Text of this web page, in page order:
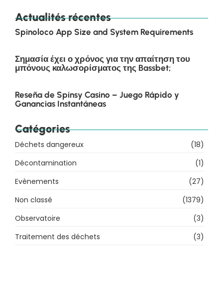
Actualités récentes
Spinoloco App Size and System Requirements
Σημασία έχει ο χρόνος για την απαίτηση του
μπόνους καλωσορίσματος της Bassbet;
Reseña de Spinsy Casino – Juego Rápido y
Ganancias Instantáneas
Catégories
Déchets dangereux
(18)
Décontamination
(1)
Evènements
(27)
Non classé
(1379)
Observatoire
(3)
Traitement des déchets
(3)